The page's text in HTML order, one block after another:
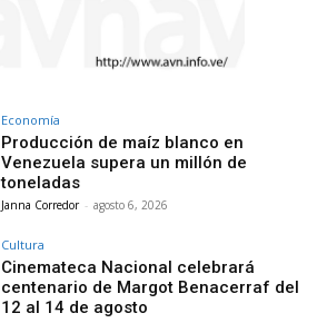
Economía
Producción de maíz blanco en
Venezuela supera un millón de
toneladas
Janna Corredor - agosto 6, 2026
Cultura
Cinemateca Nacional celebrará
centenario de Margot Benacerraf del
12 al 14 de agosto